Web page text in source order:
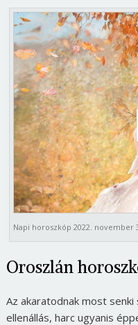
Napi horoszkóp 2022. november
Oroszlán
Az akaratodnak most senki
ellenállás, harc ugyanis